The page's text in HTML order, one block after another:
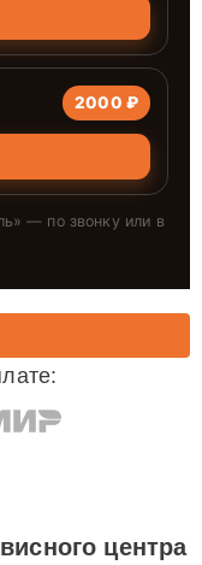
2000 ₽
» — по звонку или в
центра